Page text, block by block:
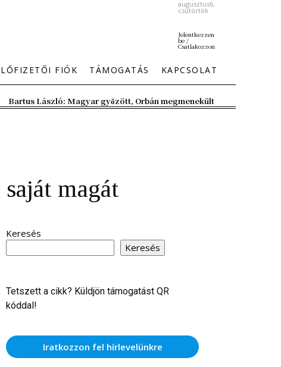
augusztus6,
csütörtök
Jelentkezzen
be /
Csatlakozzon
FIÓK TÁMOGATÁS KAPCSOLAT
Bartus László: Magyar győzött, Orbán megmenekült
magát
Keresés
Keresés
Tetszett a cikk? Küldjön támogatást QR
kóddal!
Iratkozzon fel hírlevelünkre